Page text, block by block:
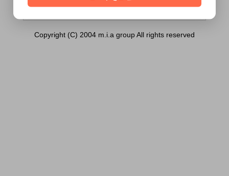
Copyright (C) 2004 m.i.a group All rights reserved